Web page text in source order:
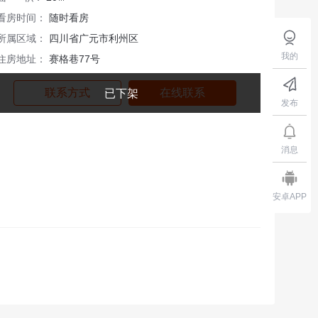
房时间：
随时看房
属区域：
四川省广元市利州区
房地址：
赛格巷77号
已下架
联系方式 在线联系
我的
发布
消息
安卓APP